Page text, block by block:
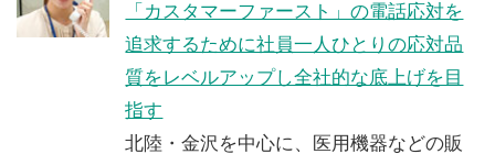
「カスタマーファースト」の電話応対を
追求するために社員一人ひとりの応対品
質をレベルアップし全社的な底上げを目
指す
北陸・金沢を中心に、医用機器などの販